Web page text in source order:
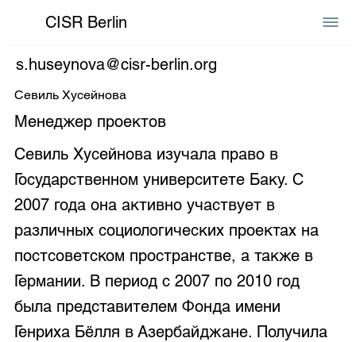
CISR Berlin
Севиль Хусейнова
Менеджер проектов
Севиль Хусейнова изучала право в
Государственном университете Баку. С
2007 года она активно участвует в
различных социологических проектах на
постсоветском пространстве, а также в
Германии. В период с 2007 по 2010 год
была представителем Фонда имени
Генриха Бёлля в Азербайджане. Получила
s.huseynova@cisr-berlin.org